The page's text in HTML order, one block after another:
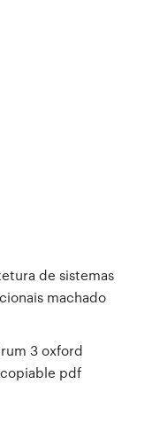
de sistemas
machado
3 oxford
pdf